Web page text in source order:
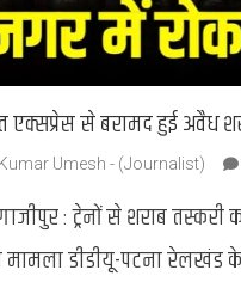
से बरामद हुई अवैध
Kumar Umesh - (Journalist)
: ट्रेनों से शराब
डीडीयू-पटना रेलखंड